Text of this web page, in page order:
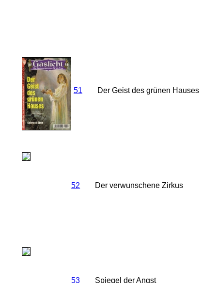
51 Der Geist des grünen Hauses
52 Der verwunschene Zirkus
53 Spiegel der Angst